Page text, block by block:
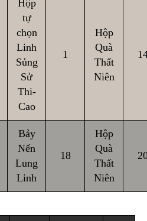
Hộp
tự
chọn
Linh
Sủng
Sử
Thi-
Cao
1
Hộp
Quà
Thất
Niên
Bảy
Nến
Lung
Linh
18
Hộp
Quà
Thất
Niên